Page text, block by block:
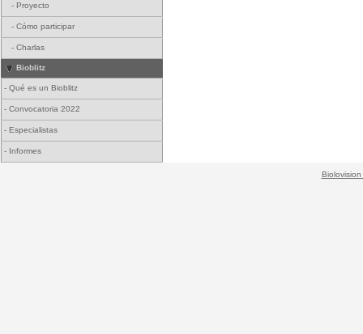
- Proyecto
- Cómo participar
- Charlas
Bioblitz
- Qué es un Bioblitz
- Convocatoria 2022
- Especialistas
- Informes
Biolovision